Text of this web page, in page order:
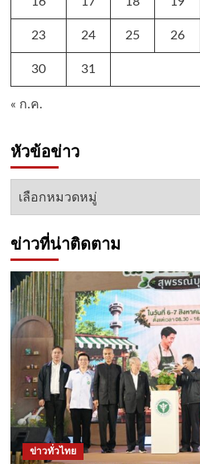
23 24 25 26
30 31
« ก.ค.
หัวข้อข่าว
หัวข้อ
ข่าวที่น่าติดตาม
ข่าวทั่วไทย